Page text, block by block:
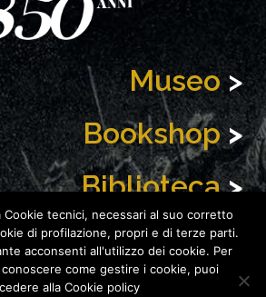
Museo >
Bookshop >
Biblioteca >
News >
tecnici, necessari al suo corretto
di profilazione, propri e di terze parti.
acconsenti all'utilizzo dei cookie. Per
come gestire i cookie, puoi
alla Cookie policy